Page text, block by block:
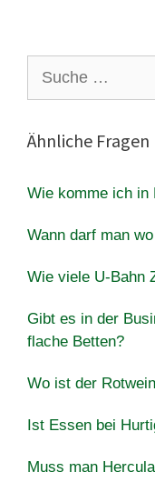
nach:
Ähnliche Fragen
Wie komme ich in
Wann darf man
Wie viele U-Bahn
Gibt es in der
flache Betten?
Wo ist der
Ist Essen bei
Muss man